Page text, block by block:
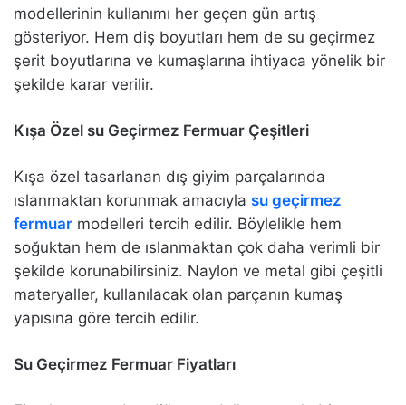
modellerinin kullanımı her geçen gün artış
gösteriyor. Hem diş boyutları hem de su geçirmez
şerit boyutlarına ve kumaşlarına ihtiyaca yönelik bir
şekilde karar verilir.
Kışa Özel su Geçirmez Fermuar Çeşitleri
Kışa özel tasarlanan dış giyim parçalarında
ıslanmaktan korunmak amacıyla su geçirmez
fermuar modelleri tercih edilir. Böylelikle hem
soğuktan hem de ıslanmaktan çok daha verimli bir
şekilde korunabilirsiniz. Naylon ve metal gibi çeşitli
materyaller, kullanılacak olan parçanın kumaş
yapısına göre tercih edilir.
Su Geçirmez Fermuar Fiyatları